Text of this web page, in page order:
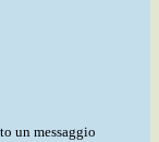
un messaggio